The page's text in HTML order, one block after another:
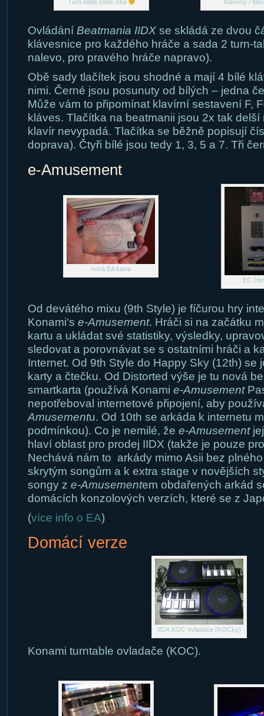
Turn-table (otoč-stul Klávesy /
Ovládání Beatmania IIDXse skládá ze dvou
klávesnice pro každého hráče a sada 2 turn-
nalevo, pro pravého hráče napravo).
Obě sady tlačítek jsou shodné a mají 4 bílé
nimi. Černé jsou posunuty od bílých – jedna
Může vám to připomínat klavírní sestavení F,
kláves. Tlačítka na beatmanii jsou 2x tak
klavír nevypadá. Tlačítka se běžně popisují
doprava). Čtyři bílé jsou tedy 1, 3, 5 a 7. Tři
e-Amusement
nová EA karta
EC
Od devátého mixu (9th Style) je fíčurou hry
Konami‘s e-Amusement. Hráči si na začátku
kartu a ukládat své statistiky, výsledky,
sledovat a porovnávat se s ostatními hráči a
Internet. Od 9th Style do Happy Sky (12th) se
karty a čtečku. Od Distorted výše je tu nová
smartkarta (používá Konami e-Amusement
nepotřeboval internetové připojení, aby
Amusementu. Od 10th se arkáda k internetu
podmínkou). Co je nemilé, že e-Amusement
hlaví oblast pro prodej IIDX (takže je pouze
Nechává nám to arkády mimo Asii bez
skrytým songům a k extra stage v novějších
songy z e-Amusementem obdařených arkád
domácích konzolových verzích, které se z
(více info o EA)
Domácí verze
IIDX KOC ovladače (KOCky)
Konami turntable ovladače (KOC).